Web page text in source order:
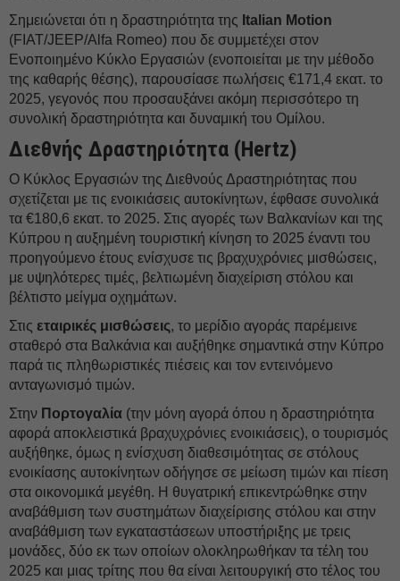
Σημειώνεται ότι η δραστηριότητα της Italian Motion
(FIAT/JEEP/Alfa Romeo) που δε συμμετέχει στον
Ενοποιημένο Κύκλο Εργασιών (ενοποιείται με την μέθοδο
της καθαρής θέσης), παρουσίασε πωλήσεις €171,4 εκατ. το
2025, γεγονός που προσαυξάνει ακόμη περισσότερο τη
συνολική δραστηριότητα και δυναμική του Ομίλου.
Διεθνής Δραστηριότητα (Hertz)
Ο Κύκλος Εργασιών της Διεθνούς Δραστηριότητας που
σχετίζεται με τις ενοικιάσεις αυτοκίνητων, έφθασε συνολικά
τα €180,6 εκατ. το 2025. Στις αγορές των Βαλκανίων και της
Κύπρου η αυξημένη τουριστική κίνηση το 2025 έναντι του
προηγούμενο έτους ενίσχυσε τις βραχυχρόνιες μισθώσεις,
με υψηλότερες τιμές, βελτιωμένη διαχείριση στόλου και
βέλτιστο μείγμα οχημάτων.
Στις εταιρικές μισθώσεις, το μερίδιο αγοράς παρέμεινε
σταθερό στα Βαλκάνια και αυξήθηκε σημαντικά στην Κύπρο
παρά τις πληθωριστικές πιέσεις και τον εντεινόμενο
ανταγωνισμό τιμών.
Στην Πορτογαλία (την μόνη αγορά όπου η δραστηριότητα
αφορά αποκλειστικά βραχυχρόνιες ενοικιάσεις), ο τουρισμός
αυξήθηκε, όμως η ενίσχυση διαθεσιμότητας σε στόλους
ενοικίασης αυτοκίνητων οδήγησε σε μείωση τιμών και πίεση
στα οικονομικά μεγέθη. Η θυγατρική επικεντρώθηκε στην
αναβάθμιση των συστημάτων διαχείρισης στόλου και στην
αναβάθμιση των εγκαταστάσεων υποστήριξης με τρεις
μονάδες, δύο εκ των οποίων ολοκληρωθήκαν τα τέλη του
2025 και μιας τρίτης που θα είναι λειτουργική στο τέλος του